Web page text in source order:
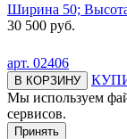
Ширина 50;
30 500 руб.
арт. 02406
В КОРЗИНУ
Мы используем
сервисов.
Принять